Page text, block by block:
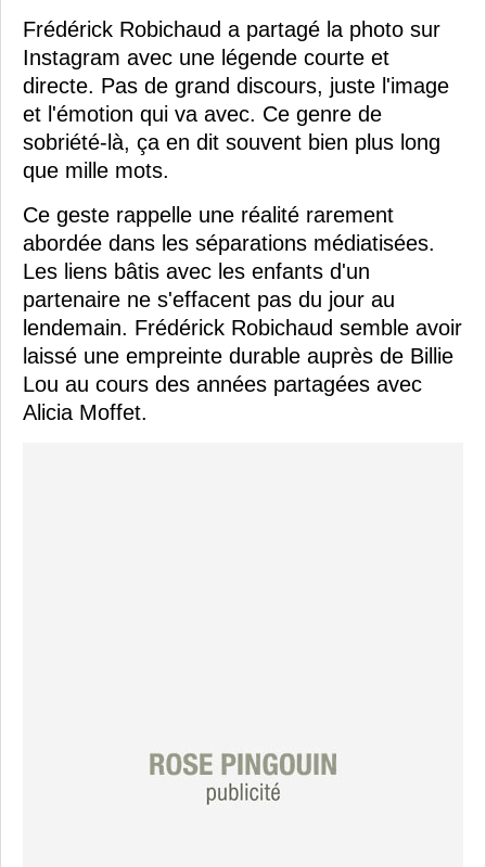
Frédérick Robichaud a partagé la photo sur
Instagram avec une légende courte et
directe. Pas de grand discours, juste l'image
et l'émotion qui va avec. Ce genre de
sobriété-là, ça en dit souvent bien plus long
que mille mots.
Ce geste rappelle une réalité rarement
abordée dans les séparations médiatisées.
Les liens bâtis avec les enfants d'un
partenaire ne s'effacent pas du jour au
lendemain. Frédérick Robichaud semble avoir
laissé une empreinte durable auprès de Billie
Lou au cours des années partagées avec
Alicia Moffet.